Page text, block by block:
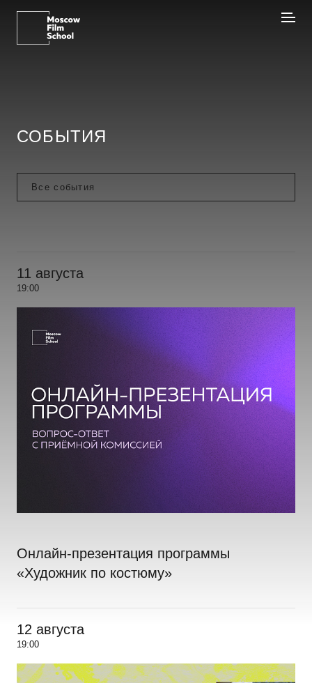
СОБЫТИЯ
11 августа
19:00
Онлайн-презентация программы
«Художник по костюму»
12 августа
19:00